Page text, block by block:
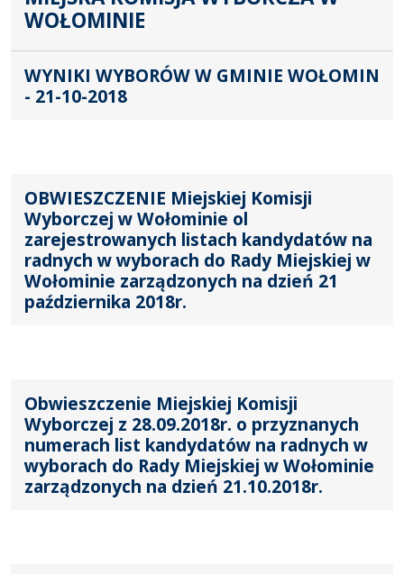
WOŁOMINIE
WYNIKI WYBORÓW W GMINIE WOŁOMIN
- 21-10-2018
OBWIESZCZENIE Miejskiej Komisji
Wyborczej w Wołominie ol
zarejestrowanych listach kandydatów na
radnych w wyborach do Rady Miejskiej w
Wołominie zarządzonych na dzień 21
października 2018r.
Obwieszczenie Miejskiej Komisji
Wyborczej z 28.09.2018r. o przyznanych
numerach list kandydatów na radnych w
wyborach do Rady Miejskiej w Wołominie
zarządzonych na dzień 21.10.2018r.